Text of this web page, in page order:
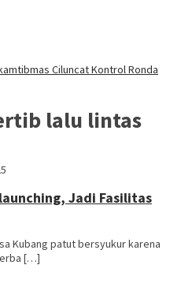
Ciluncat Kontrol Ronda
lalu lintas
Jadi Fasilitas
Kubang patut bersyukur karena
[…]